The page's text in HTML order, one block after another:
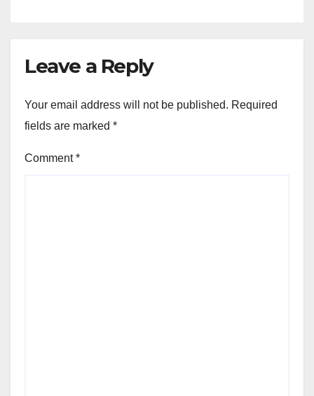
Leave a Reply
Your email address will not be published. Required
fields are marked *
Comment*